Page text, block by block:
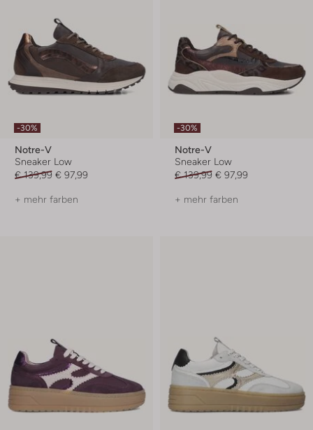
-30%
Notre-V
Sneaker Low
€ 139,99 € 97,99
+ mehr farben
-30%
Notre-V
Sneaker Low
€ 139,99 € 97,99
+ mehr farben